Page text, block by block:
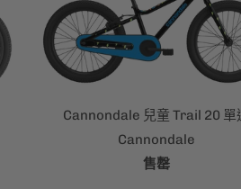
Cannondale 兒童 Trail 20 單
Cannondale
售罄